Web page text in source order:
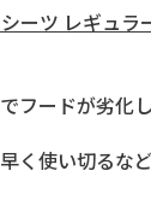
ツ レギュラ
フードが劣化
く使い切るな